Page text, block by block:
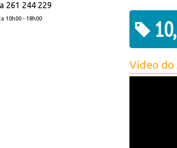
261 244 229
10h00 - 18h00
Vídeo do